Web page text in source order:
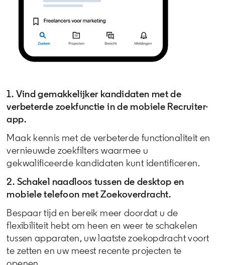
1. Vind gemakkelijker kandidaten met de
verbeterde zoekfunctie in de mobiele Recruiter-
app.
Maak kennis met de verbeterde functionaliteit en
vernieuwde zoekfilters waarmee u
gekwalificeerde kandidaten kunt identificeren.
2. Schakel naadloos tussen de desktop en
mobiele telefoon met Zoekoverdracht.
Bespaar tijd en bereik meer doordat u de
flexibiliteit hebt om heen en weer te schakelen
tussen apparaten, uw laatste zoekopdracht voort
te zetten en uw meest recente projecten te